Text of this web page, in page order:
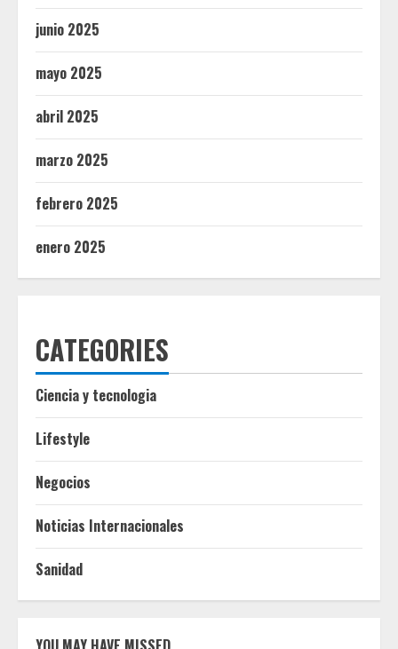
junio 2025
mayo 2025
abril 2025
marzo 2025
febrero 2025
enero 2025
CATEGORIES
Ciencia y tecnologia
Lifestyle
Negocios
Noticias Internacionales
Sanidad